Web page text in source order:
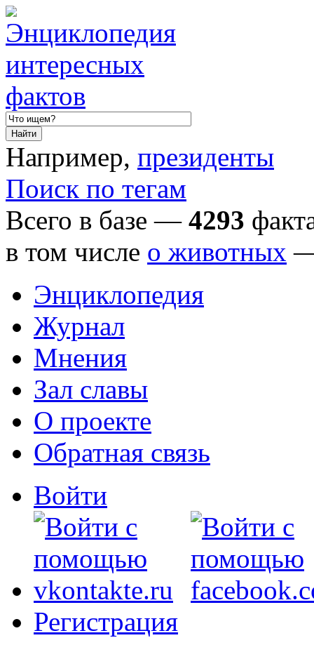
Например, президенты
Поиск по тегам
Всего в базе — 4293
в том числе о животных
Энциклопедия
Журнал
Мнения
Зал славы
О проекте
Обратная связь
Войти
Регистрация